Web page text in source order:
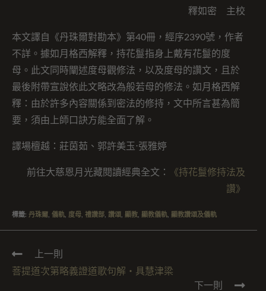
釋如密 主校
本文譯自《丹珠爾對勘本》第40冊，經序2390號，作者
不詳。據如月格西解釋，持花鬘指身上戴有花鬘的度
母。此文同時闡述度母觀修法，以及度母的讚文，且於
最後附帶宣說依此文略改為般若母的修法。如月格西解
釋：由於許多內容關係到密法的修持，文中所言甚為簡
要，須由上師口訣方能全面了解。
譯場檀越：莊茵茹、郭許美玉⋅張雅婷
前往大慈恩月光藏閱讀經典全文：
《持花鬘修持法及
讚》
標籤: 丹珠爾 儀軌 度母 禮讚部 讚頌 顯教 顯教儀軌 顯教讚頌及儀軌
上一則
菩提道次第略義證道歌句解・具慧津梁
下一則